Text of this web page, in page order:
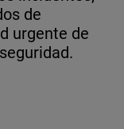
de
urgente de